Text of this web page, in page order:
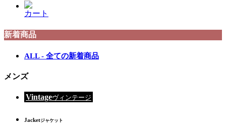
カート
新着商品
ALL - 全ての新着商品
メンズ
Vintageヴィンテージ
Jacketジャケット